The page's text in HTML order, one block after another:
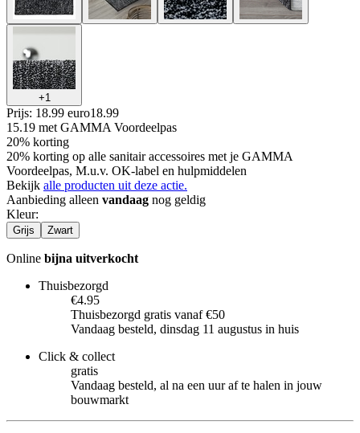
+1
Prijs: 18.99 euro18.99
15.19 met GAMMA Voordeelpas
20% korting
20% korting op alle sanitair accessoires met je GAMMA
Voordeelpas, M.u.v. OK-label en hulpmiddelen
Bekijk alle producten uit deze actie.
Aanbieding alleen vandaag nog geldig
Kleur:
Grijs Zwart
Online bijna uitverkocht
Thuisbezorgd
€4.95
Thuisbezorgd gratis vanaf €50
Vandaag besteld, dinsdag 11 augustus in huis
Click & collect
gratis
Vandaag besteld, al na een uur af te halen in jouw
bouwmarkt